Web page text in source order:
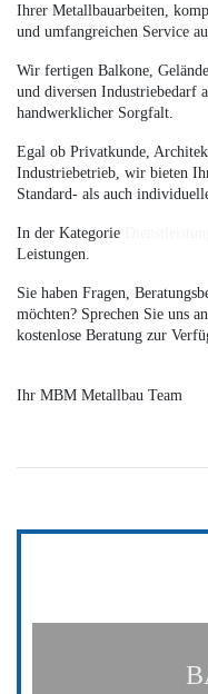
Ihrer Metallbauarbeiten,
und umfangreichen Service
Wir fertigen Balkone,
und diversen Industriebedarf
handwerklicher Sorgfalt.
Egal ob Privatkunde,
Industriebetrieb, wir bieten
Standard- als auch
In der Kategorie
Leistungen.
Sie haben Fragen,
möchten? Sprechen Sie uns
kostenlose Beratung zur
Ihr MBM Metallbau Team